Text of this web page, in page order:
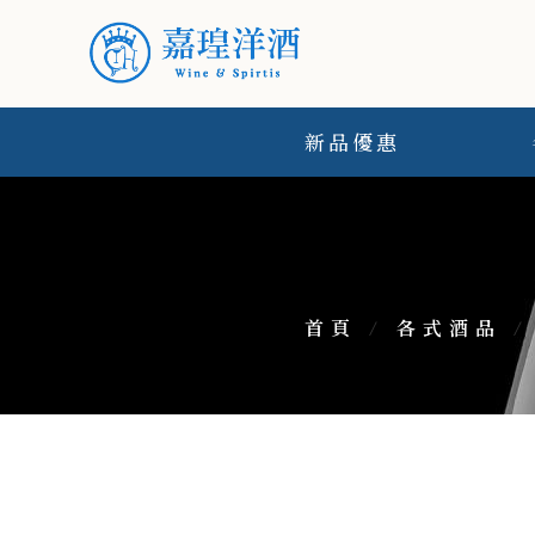
新品優惠
首頁 / 各式酒品 /